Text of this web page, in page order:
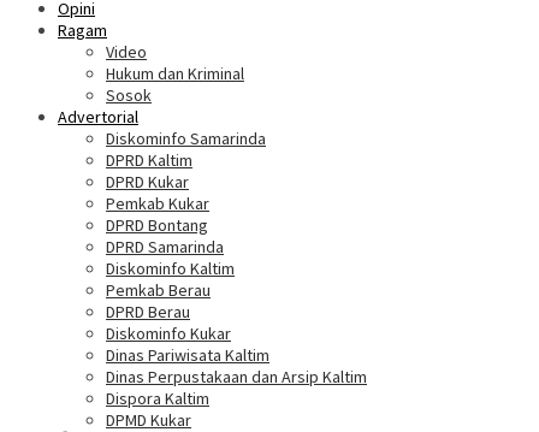
Opini
Ragam
Video
Hukum dan Kriminal
Sosok
Advertorial
Diskominfo Samarinda
DPRD Kaltim
DPRD Kukar
Pemkab Kukar
DPRD Bontang
DPRD Samarinda
Diskominfo Kaltim
Pemkab Berau
DPRD Berau
Diskominfo Kukar
Dinas Pariwisata Kaltim
Dinas Perpustakaan dan Arsip Kaltim
Dispora Kaltim
DPMD Kukar